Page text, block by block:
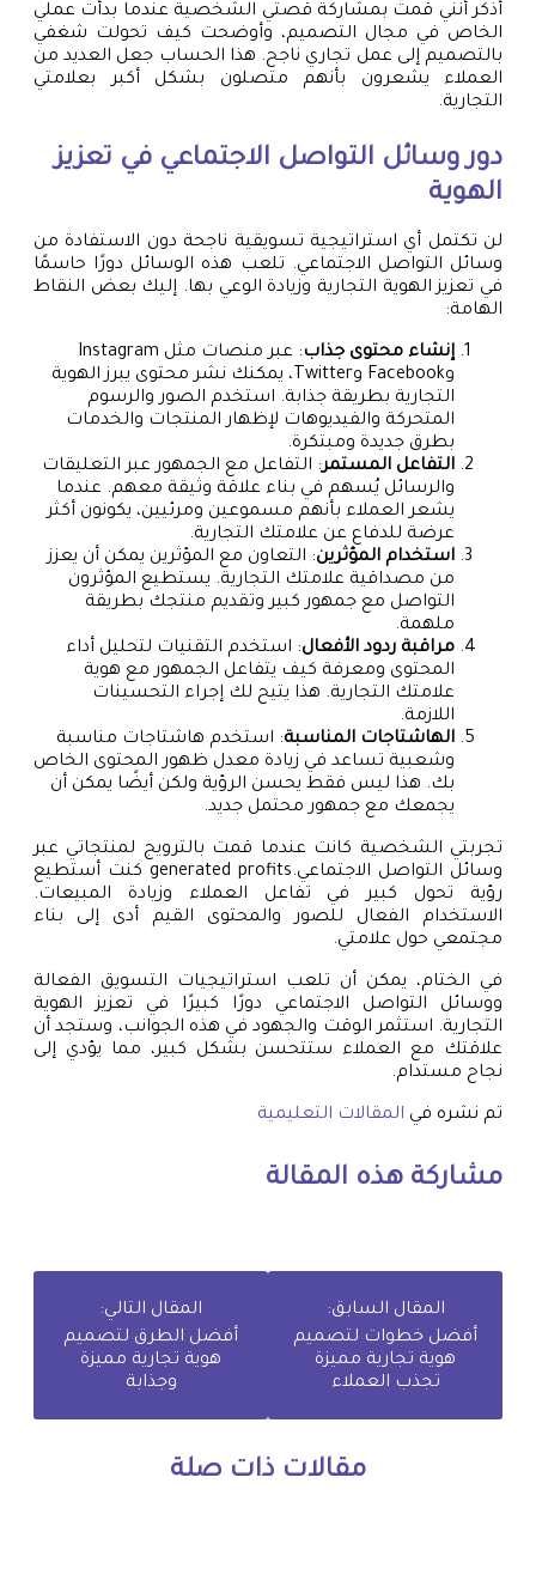
أذكر أنني قمت بمشاركة قصتي الشخصية عندما بدأت عملي
الخاص في مجال التصميم، وأوضحت كيف تحولت شغفي
بالتصميم إلى عمل تجاري ناجح. هذا الحساب جعل العديد من
العملاء يشعرون بأنهم متصلون بشكل أكبر بعلامتي
التجارية.
دور وسائل التواصل الاجتماعي في تعزيز
الهوية
لن تكتمل أي استراتيجية تسويقية ناجحة دون الاستفادة من
وسائل التواصل الاجتماعي. تلعب هذه الوسائل دورًا حاسمًا
في تعزيز الهوية التجارية وزيادة الوعي بها. إليك بعض النقاط
الهامة:
إنشاء محتوى جذاب
: عبر منصات مثل Instagram
وFacebook وTwitter، يمكنك نشر محتوى يبرز الهوية
التجارية بطريقة جذابة. استخدم الصور والرسوم
المتحركة والفيديوهات لإظهار المنتجات والخدمات
بطرق جديدة ومبتكرة.
التفاعل المستمر: التفاعل مع الجمهور عبر التعليقات
والرسائل يُسهم في بناء علاقة وثيقة معهم. عندما
يشعر العملاء بأنهم مسموعين ومرئيين، يكونون أكثر
عرضة للدفاع عن علامتك التجارية.
استخدام المؤثرين: التعاون مع المؤثرين يمكن أن يعزز
من مصداقية علامتك التجارية. يستطيع المؤثرون
التواصل مع جمهور كبير وتقديم منتجك بطريقة
ملهمة.
مراقبة ردود الأفعال: استخدم التقنيات لتحليل أداء
المحتوى ومعرفة كيف يتفاعل الجمهور مع هوية
علامتك التجارية. هذا يتيح لك إجراء التحسينات
اللازمة.
الهاشتاجات المناسبة: استخدم هاشتاجات مناسبة
وشعبية تساعد في زيادة معدل ظهور المحتوى الخاص
بك. هذا ليس فقط يحسن الرؤية ولكن أيضًا يمكن أن
يجمعك مع جمهور محتمل جديد.
تجربتي الشخصية كانت عندما قمت بالترويج لمنتجاتي عبر
وسائل التواصل الاجتماعي.generated profits كنت أستطيع
رؤية تحول كبير في تفاعل العملاء وزيادة المبيعات.
الاستخدام الفعال للصور والمحتوى القيم أدى إلى بناء
مجتمعي حول علامتي.
في الختام، يمكن أن تلعب استراتيجيات التسويق الفعالة
ووسائل التواصل الاجتماعي دورًا كبيرًا في تعزيز الهوية
التجارية. استثمر الوقت والجهود في هذه الجوانب، وستجد أن
علاقتك مع العملاء ستتحسن بشكل كبير، مما يؤدي إلى
نجاح مستدام.
تم نشره في المقالات التعليمية
مشاركة هذه المقالة
المقال السابق:
أفضل خطوات لتصميم
هوية تجارية مميزة
تجذب العملاء
المقال التالي:
أفضل الطرق لتصميم
هوية تجارية مميزة
وجذابة
مقالات ذات صلة